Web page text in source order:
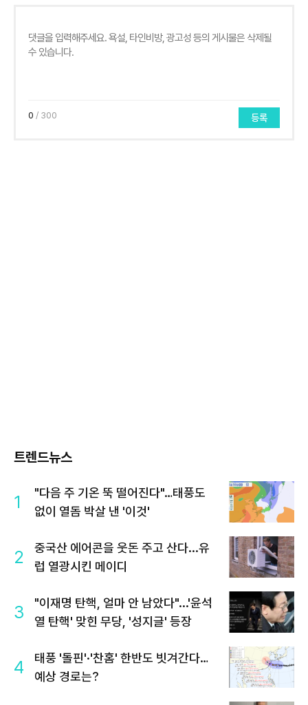
0 / 300 등록
트렌드뉴스
1
"다음 주 기온 뚝 떨어진다"…태풍도
없이 열돔 박살 낸 '이것'
2
중국산 에어콘을 웃돈 주고 산다...유
럽 열광시킨 메이디
3
"이재명 탄핵, 얼마 안 남았다"...'윤석
열 탄핵' 맞힌 무당, '성지글' 등장
4
태풍 '돌핀'·'찬홈' 한반도 빗겨간다…
예상 경로는?